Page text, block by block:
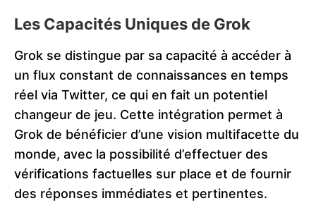
Les Capacités Uniques de Grok
Grok se distingue par sa capacité à accéder à
un flux constant de connaissances en temps
réel via Twitter, ce qui en fait un potentiel
changeur de jeu. Cette intégration permet à
Grok de bénéficier d’une vision multifacette du
monde, avec la possibilité d’effectuer des
vérifications factuelles sur place et de fournir
des réponses immédiates et pertinentes​​.